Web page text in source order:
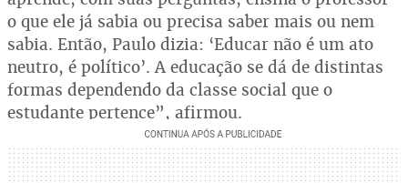
o que ele já sabia ou precisa saber mais ou nem
sabia. Então, Paulo dizia: ‘Educar não é um ato
neutro, é político’. A educação se dá de distintas
formas dependendo da classe social que o
estudante pertence”, afirmou.